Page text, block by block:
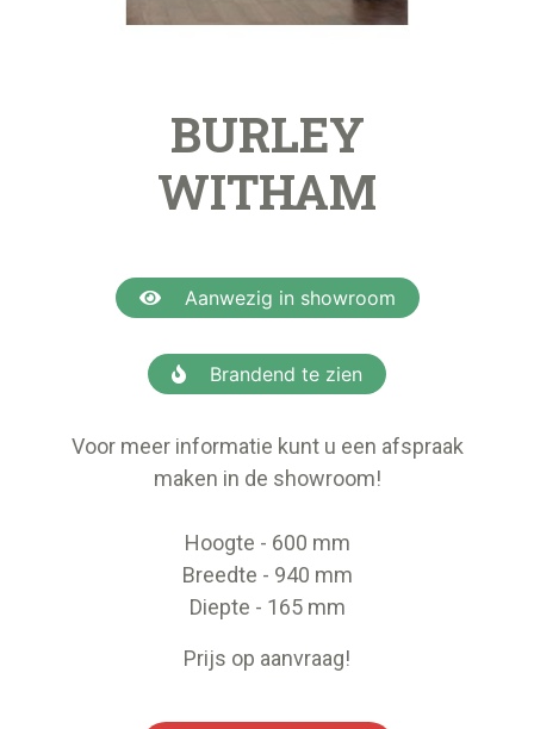
BURLEY
WITHAM
Aanwezig in showroom
Brandend te zien
Voor meer informatie kunt u een afspraak
maken in de showroom!
Hoogte - 600 mm
Breedte - 940 mm
Diepte - 165 mm
Prijs op aanvraag!